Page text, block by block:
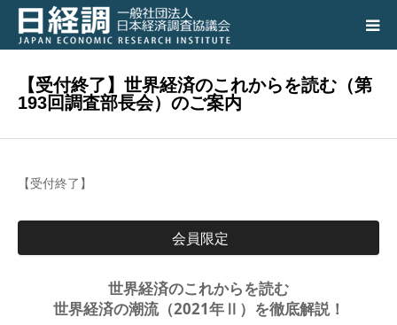
【受付終了】世界経済のこれからを読む（第
193回調査部長会）のご案内
【受付終了】
会員限定
世界経済のこれからを読む
世界経済の潮流（2021年Ⅱ）を徹底解説！
日経調について
講演会、シンポジウム
入会のご案内